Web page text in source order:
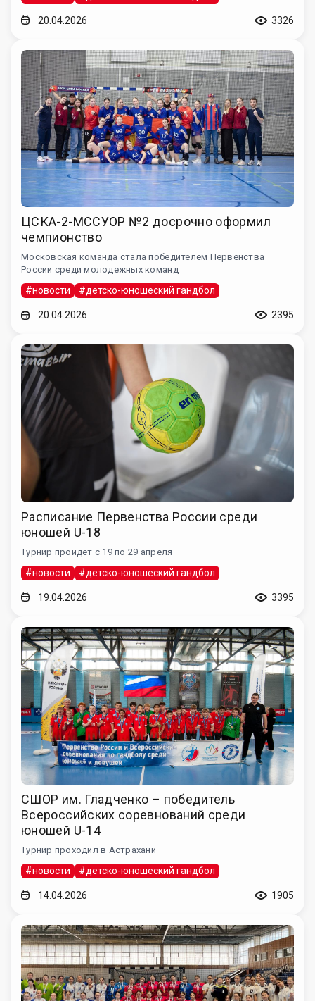
20.04.2026 3326
ЦСКА-2-МССУОР №2 досрочно оформил
чемпионство
Московская команда стала победителем Первенства
России среди молодежных команд
#новости #детско-юношеский гандбол
20.04.2026 2395
Расписание Первенства России среди
юношей U-18
Турнир пройдет с 19 по 29 апреля
#новости #детско-юношеский гандбол
19.04.2026 3395
СШОР им. Гладченко – победитель
Всероссийских соревнований среди
юношей U-14
Турнир проходил в Астрахани
#новости #детско-юношеский гандбол
14.04.2026 1905